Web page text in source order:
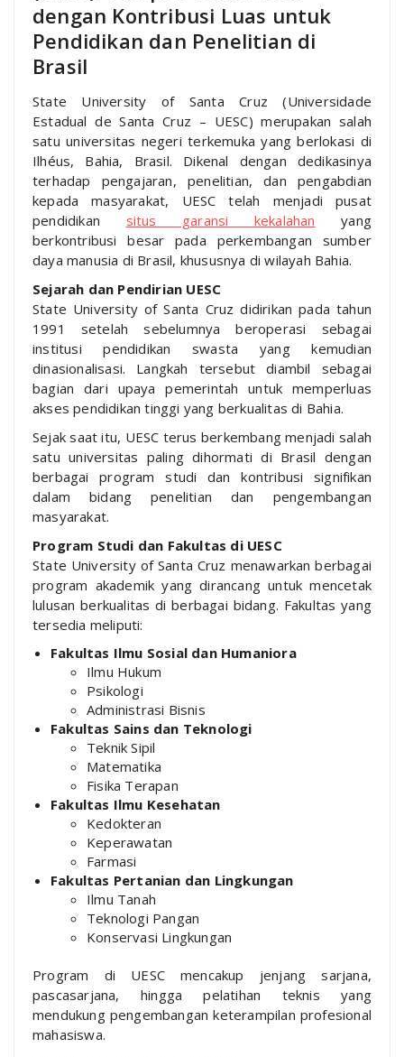
dengan Kontribusi Luas untuk
Pendidikan dan Penelitian di
Brasil
State University of Santa Cruz (Universidade
Estadual de Santa Cruz – UESC) merupakan salah
satu universitas negeri terkemuka yang berlokasi di
Ilhéus, Bahia, Brasil. Dikenal dengan dedikasinya
terhadap pengajaran, penelitian, dan pengabdian
kepada masyarakat, UESC telah menjadi pusat
pendidikan situs garansi kekalahan yang
berkontribusi besar pada perkembangan sumber
daya manusia di Brasil, khususnya di wilayah Bahia.
Sejarah dan Pendirian UESC
State University of Santa Cruz didirikan pada tahun
1991 setelah sebelumnya beroperasi sebagai
institusi pendidikan swasta yang kemudian
dinasionalisasi. Langkah tersebut diambil sebagai
bagian dari upaya pemerintah untuk memperluas
akses pendidikan tinggi yang berkualitas di Bahia.
Sejak saat itu, UESC terus berkembang menjadi salah
satu universitas paling dihormati di Brasil dengan
berbagai program studi dan kontribusi signifikan
dalam bidang penelitian dan pengembangan
masyarakat.
Program Studi dan Fakultas di UESC
State University of Santa Cruz menawarkan berbagai
program akademik yang dirancang untuk mencetak
lulusan berkualitas di berbagai bidang. Fakultas yang
tersedia meliputi:
Fakultas Ilmu Sosial dan Humaniora
Ilmu Hukum
Psikologi
Administrasi Bisnis
Fakultas Sains dan Teknologi
Teknik Sipil
Matematika
Fisika Terapan
Fakultas Ilmu Kesehatan
Kedokteran
Keperawatan
Farmasi
Fakultas Pertanian dan Lingkungan
Ilmu Tanah
Teknologi Pangan
Konservasi Lingkungan
Program di UESC mencakup jenjang sarjana,
pascasarjana, hingga pelatihan teknis yang
mendukung pengembangan keterampilan profesional
mahasiswa.